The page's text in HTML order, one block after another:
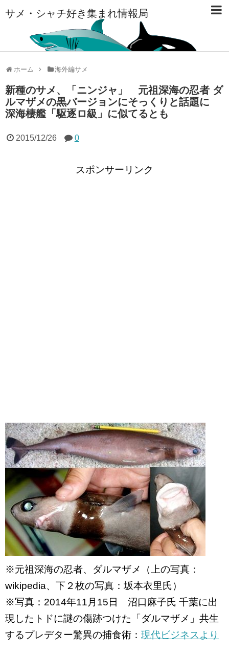
サメ・シャチ好き集まれ情報局
ホーム 海外編サメ
新種のサメ、「ニンジャ」 元祖深海の忍者 ダ
ルマザメの黒バージョンにそっくりと話題に
深海棲艦「駆逐ロ級」に似てるとも
2015/12/26 0
スポンサーリンク
※元祖深海の忍者、ダルマザメ（上の写真：
wikipedia、下２枚の写真：坂本衣里氏）
※写真：2014年11月15日 沼口麻子氏 千葉に出
現したトドに謎の傷跡つけた「ダルマザメ」共生
するプレデター驚異の捕食術： 現代ビジネスより